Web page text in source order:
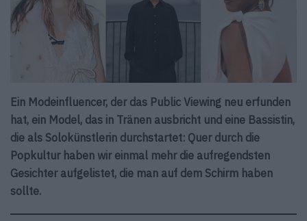
Ein Modeinfluencer, der das Public Viewing neu erfunden
hat, ein Model, das in Tränen ausbricht und eine Bassistin,
die als Solokünstlerin durchstartet: Quer durch die
Popkultur haben wir einmal mehr die aufregendsten
Gesichter aufgelistet, die man auf dem Schirm haben
sollte.